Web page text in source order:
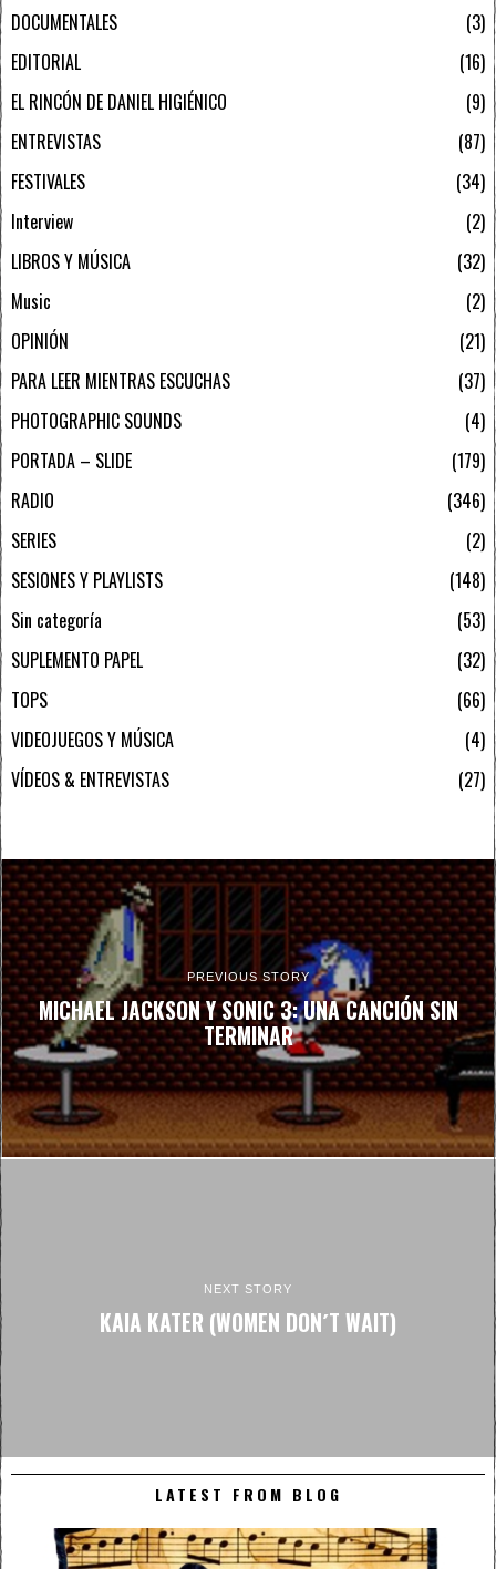
DOCUMENTALES
3
EDITORIAL
16
EL RINCÓN DE DANIEL HIGIÉNICO
9
ENTREVISTAS
87
FESTIVALES
34
Interview
2
LIBROS Y MÚSICA
32
Music
2
OPINIÓN
21
PARA LEER MIENTRAS ESCUCHAS
37
PHOTOGRAPHIC SOUNDS
4
PORTADA – SLIDE
179
RADIO
346
SERIES
2
SESIONES Y PLAYLISTS
148
Sin categoría
53
SUPLEMENTO PAPEL
32
TOPS
66
VIDEOJUEGOS Y MÚSICA
4
VÍDEOS & ENTREVISTAS
27
PREVIOUS STORY
MICHAEL JACKSON Y SONIC 3: UNA CANCIÓN SIN
TERMINAR
NEXT STORY
KAIA KATER (WOMEN DON´T WAIT)
LATEST FROM BLOG